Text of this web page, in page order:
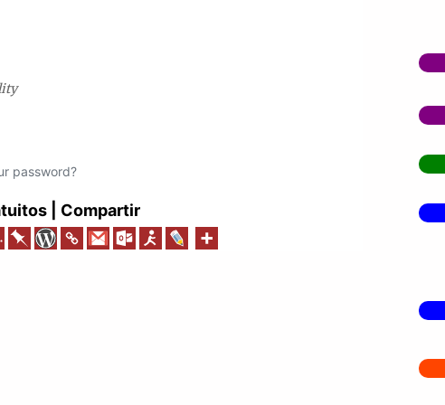
password?
| Compartir